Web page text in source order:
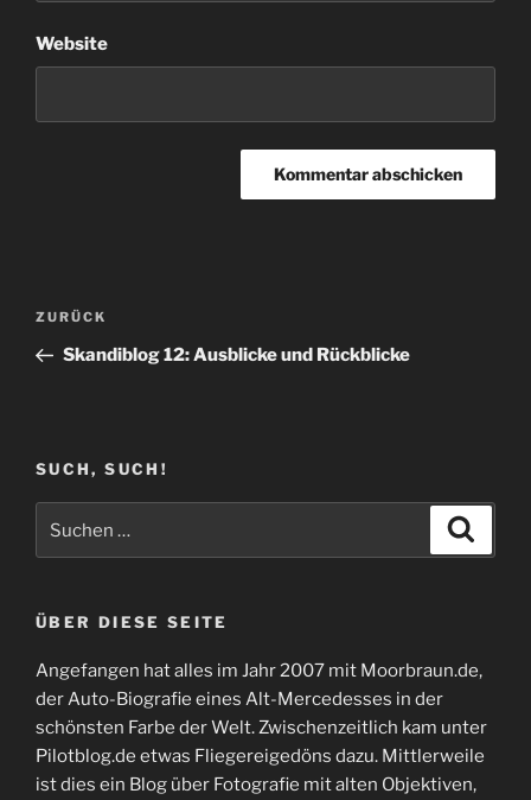
Website
Beitragsnavigation
Vorheriger
Beitrag
ZURÜCK
Skandiblog 12: Ausblicke und Rückblicke
SUCH, SUCH!
ÜBER DIESE SEITE
Angefangen hat alles im Jahr 2007 mit Moorbraun.de,
der Auto-Biografie eines Alt-Mercedesses in der
schönsten Farbe der Welt. Zwischenzeitlich kam unter
Pilotblog.de etwas Fliegereigedöns dazu. Mittlerweile
ist dies ein Blog über Fotografie mit alten Objektiven,